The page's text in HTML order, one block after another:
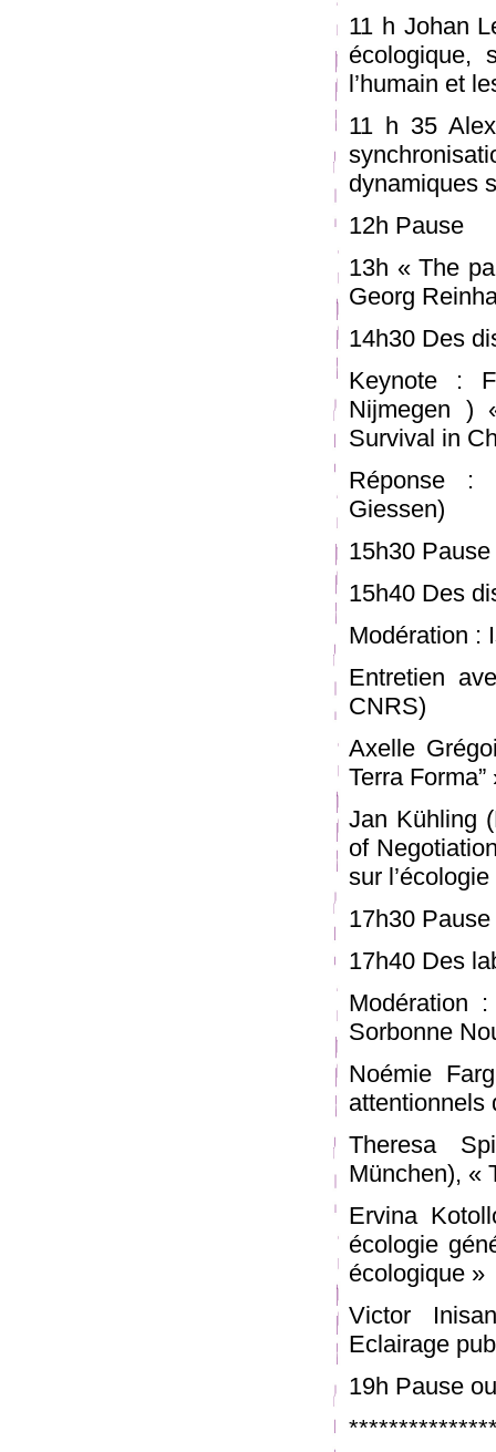
11 h Johan
écologique,
l’humain et
11 h 35
dynamiques
12h Pause
13h « The
Georg
14h30 Des
Keynote :
Nijmegen )
Survival in
Réponse :
Giessen)
15h30 Pause
15h40 Des
Modération :
Entretien
CNRS)
Axelle
Terra Forma”
Jan Kühling
of
sur
17h30 Pause
17h40 Des
Modération
Sorbonne
Noémie
attentionnels
Theresa
München), «
Ervina
écologie
écologique »
Victor
Eclairage
19h Pause